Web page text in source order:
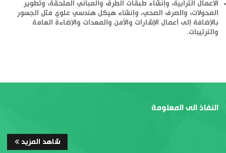
الأعمال الترابية، وإنشاء طبقات الطرق والمباني الملحقة، وتطوير
المحولات، والصرف الصحي، وإنشاء هيكل هندسي علوي مثل الجسور
بالإضافة إلى أعمال الإشارات والأمن والمعدات والإضاءة العامة
والترتيبات.
النفاذ الى المعلومة
شاهد المزيد